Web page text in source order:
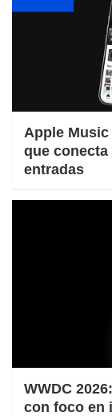
Apple
que
entradas
WWDC
con foco en